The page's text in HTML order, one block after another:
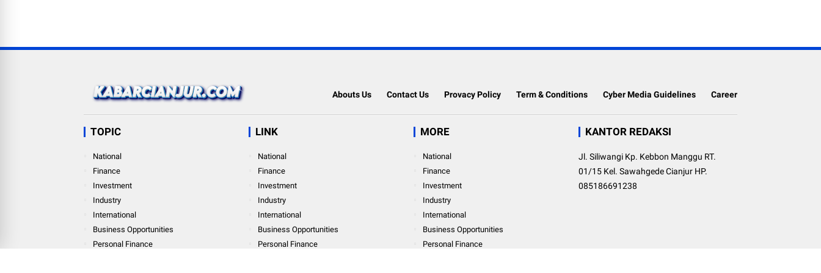
Abouts Us Contact Us Provacy Policy Term & Conditions Cyber Media Guidelines Career
TOPIC
National
Finance
Investment
Industry
International
Business Opportunities
Personal Finance
LINK
National
Finance
Investment
Industry
International
Business Opportunities
Personal Finance
MORE
National
Finance
Investment
Industry
International
Business Opportunities
Personal Finance
KANTOR REDAKSI
Jl. Siliwangi Kp. Kebbon Manggu RT.
01/15 Kel. Sawahgede Cianjur HP.
085186691238